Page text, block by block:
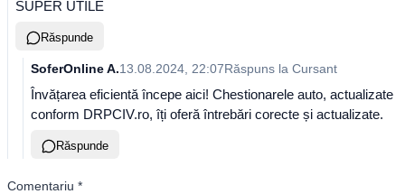
SUPER UTILE
Răspunde
SoferOnline A.13.08.2024, 22:07Răspuns la Cursant
Învățarea eficientă începe aici! Chestionarele auto, actualizate
conform DRPCIV.ro, îți oferă întrebări corecte și actualizate.
Răspunde
Comentariu *